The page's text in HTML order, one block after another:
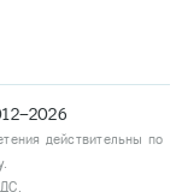
действительны по